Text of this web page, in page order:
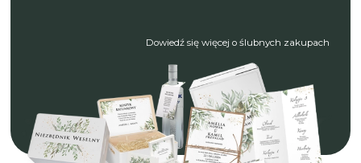
Dowiedź się więcej o ślubnych zakupach